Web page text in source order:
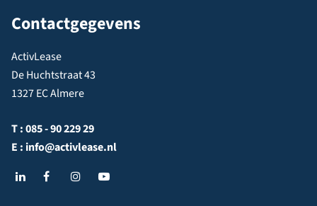
Contactgegevens
ActivLease
De Huchtstraat 43
1327 EC Almere
T :085 - 90 229 29
E : info@activlease.nl